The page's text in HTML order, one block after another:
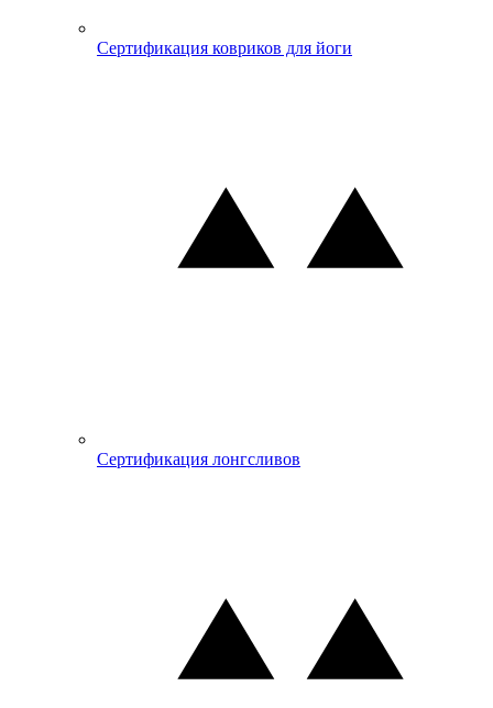
Сертификация ковриков для йоги
Сертификация лонгсливов